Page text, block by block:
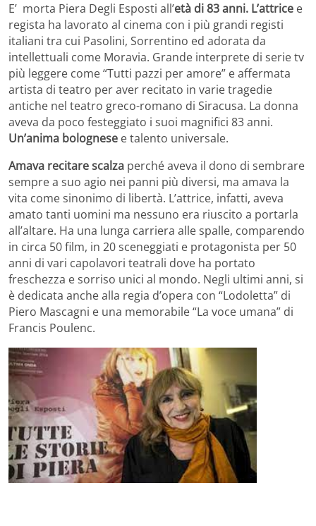
E’ morta Piera Degli Esposti all’età di 83 anni. L’attrice e
regista ha lavorato al cinema con i più grandi registi
italiani tra cui Pasolini, Sorrentino ed adorata da
intellettuali come Moravia. Grande interprete di serie tv
più leggere come “Tutti pazzi per amore” e affermata
artista di teatro per aver recitato in varie tragedie
antiche nel teatro greco-romano di Siracusa. La donna
aveva da poco festeggiato i suoi magnifici 83 anni.
Un’anima bolognese e talento universale.
Amava recitare scalza perché aveva il dono di sembrare
sempre a suo agio nei panni più diversi, ma amava la
vita come sinonimo di libertà. L’attrice, infatti, aveva
amato tanti uomini ma nessuno era riuscito a portarla
all’altare. Ha una lunga carriera alle spalle, comparendo
in circa 50 film, in 20 sceneggiati e protagonista per 50
anni di vari capolavori teatrali dove ha portato
freschezza e sorriso unici al mondo. Negli ultimi anni, si
è dedicata anche alla regia d’opera con “Lodoletta” di
Piero Mascagni e una memorabile “La voce umana” di
Francis Poulenc.